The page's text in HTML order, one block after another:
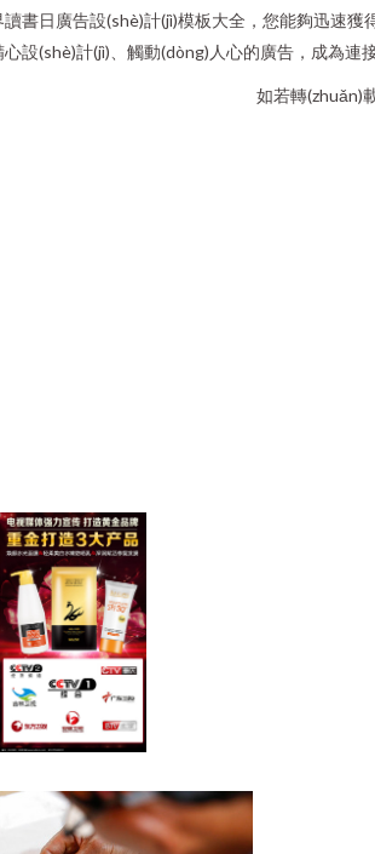
書日廣告設(shè)計(jì)模板大全，您能夠迅速
設(shè)計(jì)、觸動(dòng)人心的廣告，成為
如若轉(zhuǎn)